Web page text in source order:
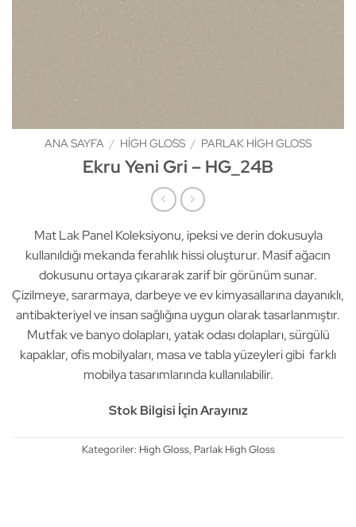
ANA SAYFA / HIGH GLOSS / PARLAK HIGH GLOSS
Ekru Yeni Gri – HG_24B
Mat Lak Panel Koleksiyonu, ipeksi ve derin dokusuyla
kullanıldığı mekanda ferahlık hissi oluşturur. Masif ağacın
dokusunu ortaya çıkararak zarif bir görünüm sunar.
Çizilmeye, sararmaya, darbeye ve ev kimyasallarına dayanıklı,
antibakteriyel ve insan sağlığına uygun olarak tasarlanmıştır.
Mutfak ve banyo dolapları, yatak odası dolapları, sürgülü
kapaklar, ofis mobilyaları, masa ve tabla yüzeyleri gibi farklı
mobilya tasarımlarında kullanılabilir.
Stok Bilgisi İçin Arayınız
Kategoriler: High Gloss, Parlak High Gloss